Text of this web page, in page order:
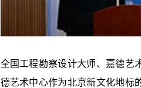
全国工程勘察设计大师、嘉德艺
德艺术中心作为北京新文化地标